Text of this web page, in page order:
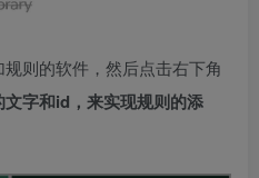
则的软件，然后点击右下角
字和id，来实现规则的添